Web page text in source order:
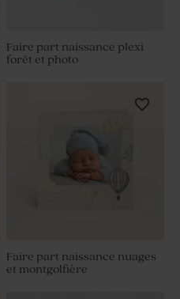
Faire part naissance plexi
forêt et photo
Faire part naissance nuages
et montgolfière